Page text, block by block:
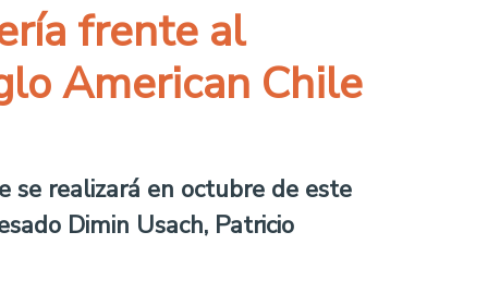
frente al
American Chile
se realizará en octubre de este
Dimin Usach, Patricio